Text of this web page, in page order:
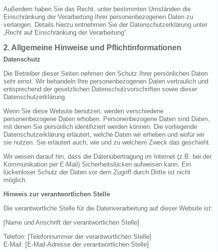
Außerdem haben Sie das Recht, unter bestimmten Umständen die
Einschränkung der Verarbeitung Ihrer personenbezogenen Daten zu
verlangen. Details hierzu entnehmen Sie der Datenschutzerklärung unter
„Recht auf Einschränkung der Verarbeitung“.
2. Allgemeine Hinweise und Pflichtinformationen
Datenschutz
Die Betreiber dieser Seiten nehmen den Schutz Ihrer persönlichen Daten
sehr ernst. Wir behandeln Ihre personenbezogenen Daten vertraulich und
entsprechend der gesetzlichen Datenschutzvorschriften sowie dieser
Datenschutzerklärung.
Wenn Sie diese Website benutzen, werden verschiedene
personenbezogene Daten erhoben. Personenbezogene Daten sind Daten,
mit denen Sie persönlich identifiziert werden können. Die vorliegende
Datenschutzerklärung erläutert, welche Daten wir erheben und wofür wir
sie nutzen. Sie erläutert auch, wie und zu welchem Zweck das geschieht.
Wir weisen darauf hin, dass die Datenübertragung im Internet (z.B. bei der
Kommunikation per E-Mail) Sicherheitslücken aufweisen kann. Ein
lückenloser Schutz der Daten vor dem Zugriff durch Dritte ist nicht
möglich.
Hinweis zur verantwortlichen Stelle
Die verantwortliche Stelle für die Datenverarbeitung auf dieser Website ist:
[Name und Anschrift der verantwortlichen Stelle]
Telefon: [Telefonnummer der verantwortlichen Stelle]
E-Mail: [E-Mail-Adresse der verantwortlichen Stelle]